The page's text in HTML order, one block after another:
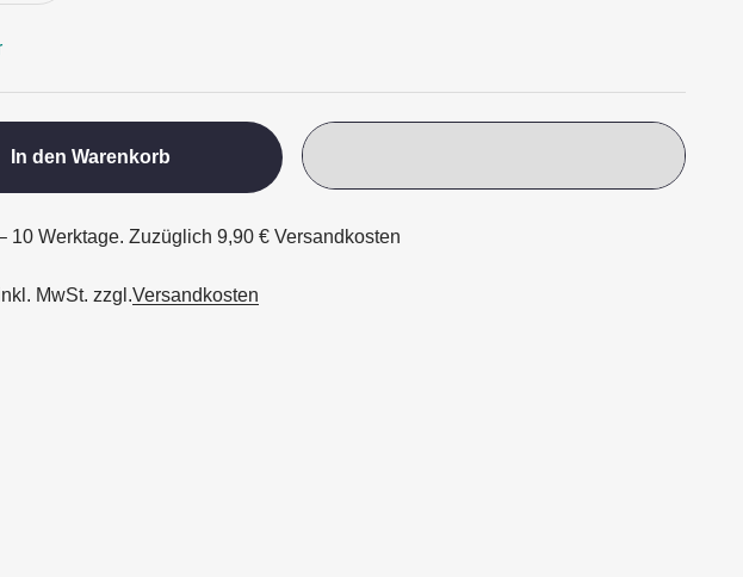
In den Warenkorb
10 Werktage. Zuzüglich 9,90 € Versandkosten
MwSt. zzgl.Versandkosten